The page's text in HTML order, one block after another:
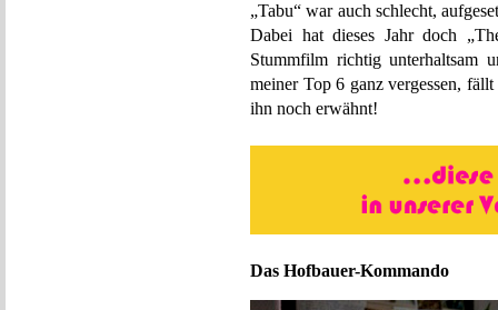
„Tabu“ war auch schlecht,
Dabei hat dieses Jahr doch
Stummfilm richtig unterhaltsam
meiner Top 6 ganz vergessen,
ihn noch erwähnt!
Das Hofbauer-Kommando